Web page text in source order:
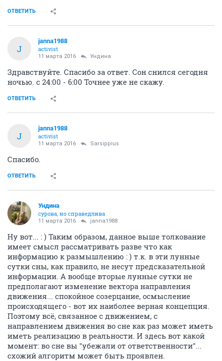
ОТВЕТИТЬ
J
janna1988
activist
11 марта 2016 Ундинa
Здравствуйте. Спасибо за ответ. Сон снился сегодня
ночью. с 24:00 - 6:00 Точнее уже не скажу.
ОТВЕТИТЬ
J
janna1988
activist
11 марта 2016 Sarsippius
Спасибо.
ОТВЕТИТЬ
Ундинa
сурова, но справедлива
11 марта 2016 janna1988
Ну вот... : ) Таким образом, данное выше толкование
имеет смысл рассматривать разве что как
информацию к размышлению : ) т.к. в эти лунные
сутки сны, как правило, не несут предсказательной
информации. А вообще вторые лунные сутки не
предполагают изменение вектора направления
движения... спокойное созерцание, осмысление
происходящего - вот их наиболее верная концепция.
Поэтому всё, связанное с движением, с
направлением движения во сне как раз может иметь
иметь реализацию в реальности. И здесь вот какой
момент: во сне вы "убежали от ответственности"...
схожий алгоритм может быть проявлен.